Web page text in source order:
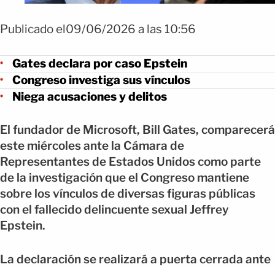
Publicado el09/06/2026 a las 10:56
Gates declara por caso Epstein
Congreso investiga sus vínculos
Niega acusaciones y delitos
El fundador de Microsoft, Bill Gates, comparecerá
este miércoles ante la Cámara de
Representantes de Estados Unidos como parte
de la investigación que el Congreso mantiene
sobre los vínculos de diversas figuras públicas
con el fallecido delincuente sexual Jeffrey
Epstein.
La declaración se realizará a puerta cerrada ante